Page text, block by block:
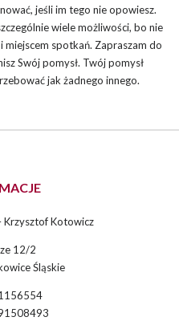
jeśli im tego nie opowiesz.
wiele możliwości, bo nie
miejscem spotkań. Zapraszam do
Swój pomysł. Twój pomysł
jak żadnego innego.
Krzysztof Kotowicz
12/2
Śląskie